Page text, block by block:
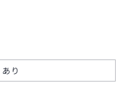
あり